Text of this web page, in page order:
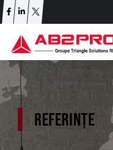
REFERINȚE